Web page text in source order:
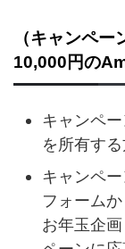
（キャンペ
10,000円の
キャンペ
を所有す
キャンペ
フォーム
お年玉企